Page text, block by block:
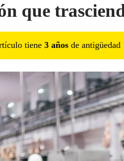
que
tiene 3 años de antigüedad